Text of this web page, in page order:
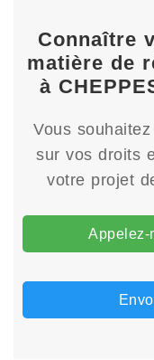
Connaître
matière de
à
Vous
sur vos droits
votre projet
Appelez-